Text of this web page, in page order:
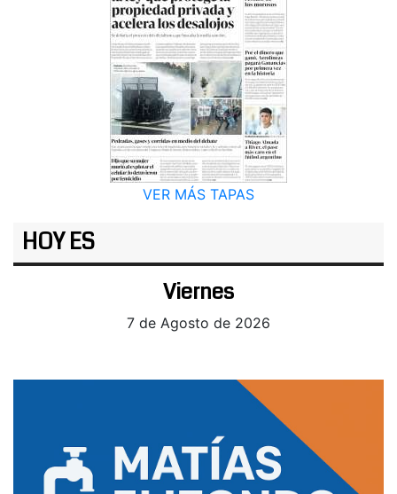
VER MÁS TAPAS
HOY ES
Viernes
7 de Agosto de 2026